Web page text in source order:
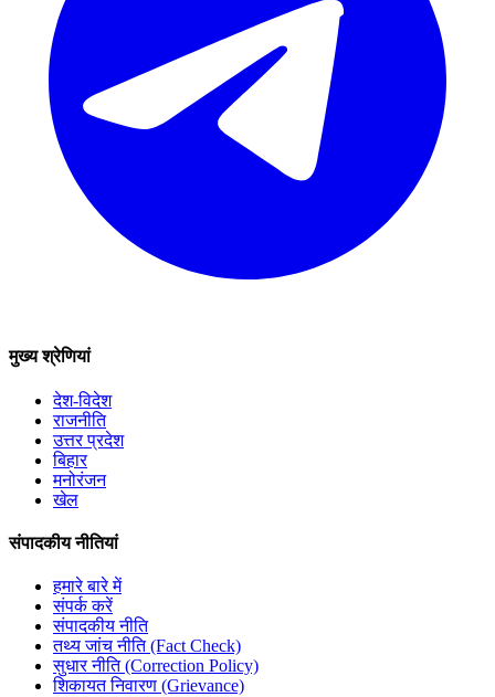
मुख्य श्रेणियां
देश-विदेश
राजनीति
उत्तर प्रदेश
बिहार
मनोरंजन
खेल
संपादकीय नीतियां
हमारे बारे में
संपर्क करें
संपादकीय नीति
तथ्य जांच नीति (Fact Check)
सुधार नीति (Correction Policy)
शिकायत निवारण (Grievance)